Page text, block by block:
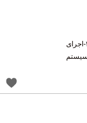
تولید صندلی های سینمایی و آمفی تئاتر و همایش ۲-اجرای
دکوراسیون داخلی با سبکهای مدرن معماری ۳-اجرای سیستم